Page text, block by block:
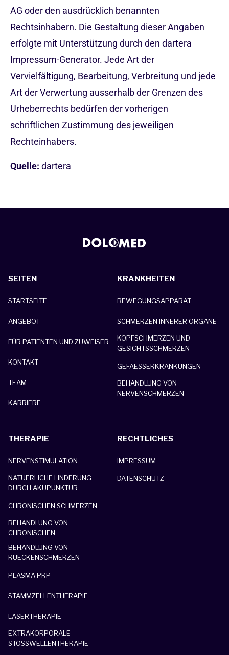
AG oder den ausdrücklich benannten
Rechtsinhabern. Die Gestaltung dieser Angaben
erfolgte mit Unterstützung durch den dartera
Impressum-Generator. Jede Art der
Vervielfältigung, Bearbeitung, Verbreitung und jede
Art der Verwertung ausserhalb der Grenzen des
Urheberrechts bedürfen der vorherigen
schriftlichen Zustimmung des jeweiligen
Rechteinhabers.
Quelle: dartera
SEITEN
STARTSEITE
ANGEBOT
FÜR PATIENTEN UND ZUWEISER
KONTAKT
TEAM
KARRIERE
KRANKHEITEN
BEWEGUNGSAPPARAT
SCHMERZEN INNERER ORGANE
KOPFSCHMERZEN UND
GESICHTSSCHMERZEN
GEFAESSERKRANKUNGEN
BEHANDLUNG VON
NERVENSCHMERZEN
THERAPIE
NERVENSTIMULATION
NATUERLICHE LINDERUNG
DURCH AKUPUNKTUR
CHRONISCHEN SCHMERZEN
BEHANDLUNG VON
CHRONISCHEN
BEHANDLUNG VON
RUECKENSCHMERZEN
PLASMA PRP
STAMMZELLENTHERAPIE
LASERTHERAPIE
EXTRAKORPORALE
STOSSWELLENTHERAPIE
RECHTLICHES
IMPRESSUM
DATENSCHUTZ